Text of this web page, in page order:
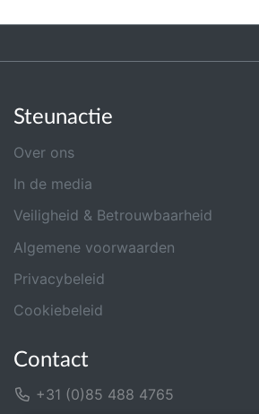
Steunactie
Over ons
In de media
Veiligheid & Betrouwbaarheid
Algemene voorwaarden
Privacybeleid
Cookiebeleid
Contact
+31 (0)85 488 4765